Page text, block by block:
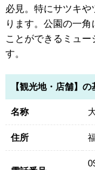
必見。特にサツキ
ります。公園の一
ことができるミュー
す。
【観光地・店舗】の
名称
住所